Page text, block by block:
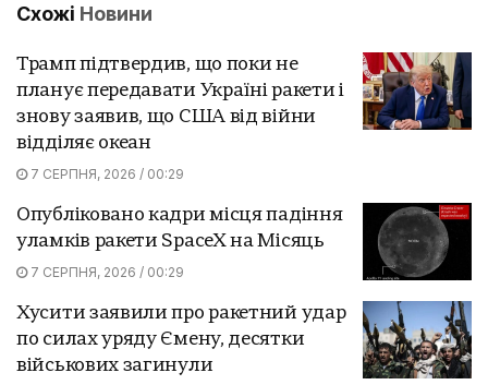
Схожі Новини
Трамп підтвердив, що поки не
планує передавати Україні ракети і
знову заявив, що США від війни
відділяє океан
7 СЕРПНЯ, 2026 / 00:29
Опубліковано кадри місця падіння
уламків ракети SpaceX на Місяць
7 СЕРПНЯ, 2026 / 00:29
Хусити заявили про ракетний удар
по силах уряду Ємену, десятки
військових загинули